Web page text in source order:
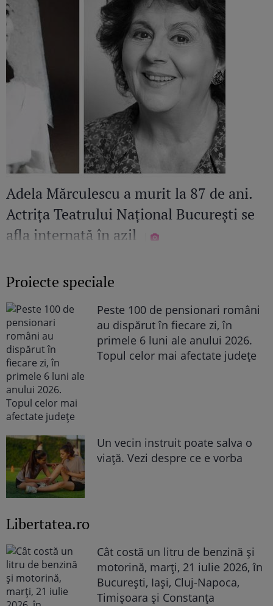
Adela Mărculescu a murit la 87 de ani.
Actrița Teatrului Național București se
afla internată în azil
Proiecte speciale
Peste 100 de pensionari români
au dispărut în fiecare zi, în
primele 6 luni ale anului 2026.
Topul celor mai afectate județe
Un vecin instruit poate salva o
viață. Vezi despre ce e vorba
Libertatea.ro
Cât costă un litru de benzină și
motorină, marți, 21 iulie 2026, în
București, Iași, Cluj-Napoca,
Timișoara și Constanța